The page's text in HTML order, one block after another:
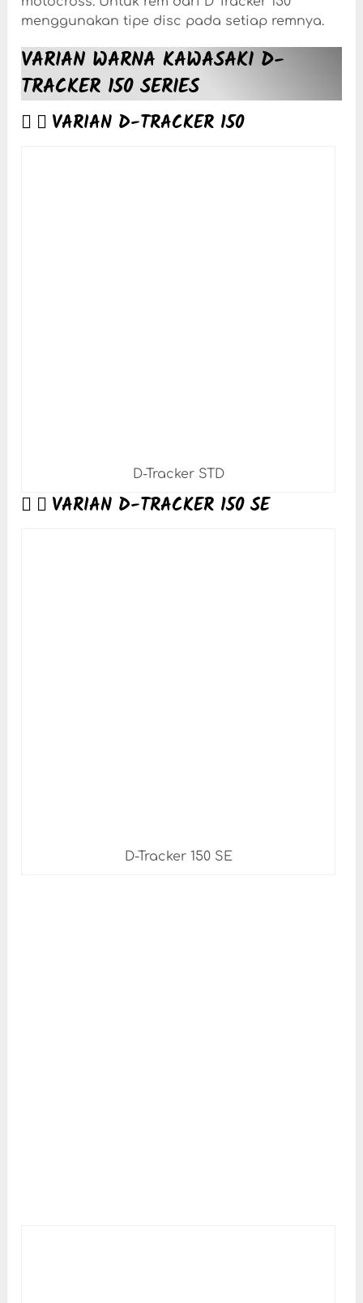
menggunakan tipe disc pada setiap remnya.
VARIAN WARNA KAWASAKI D-
TRACKER 150 SERIES
VARIAN D-TRACKER 150
D-Tracker STD
VARIAN D-TRACKER 150 SE
D-Tracker 150 SE